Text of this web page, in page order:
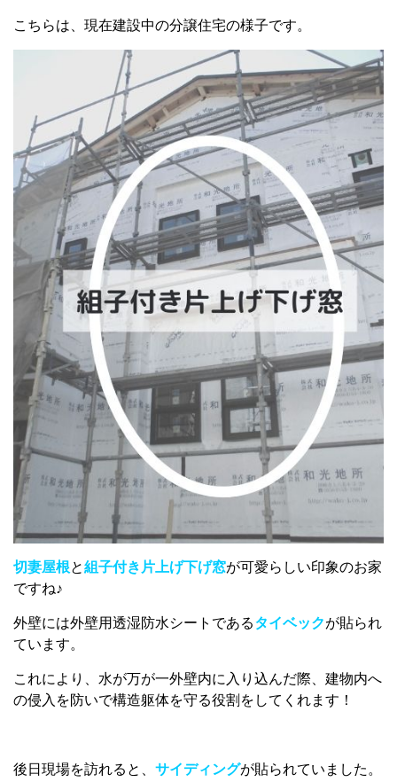
こちらは、現在建設中の分譲住宅の様子です。
切妻屋根と組子付き片上げ下げ窓が可愛らしい印象のお家
ですね♪
外壁には外壁用透湿防水シートであるタイベックが貼られ
ています。
これにより、水が万が一外壁内に入り込んだ際、建物内へ
の侵入を防いで構造躯体を守る役割をしてくれます！
後日現場を訪れると、 サイディングが貼られていました。